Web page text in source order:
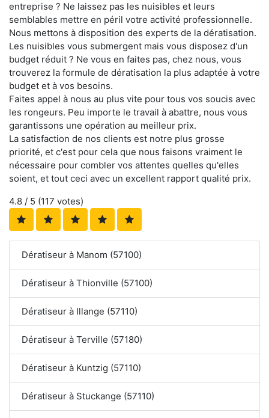
entreprise ? Ne laissez pas les nuisibles et leurs
semblables mettre en péril votre activité professionnelle.
Nous mettons à disposition des experts de la dératisation.
Les nuisibles vous submergent mais vous disposez d'un
budget réduit ? Ne vous en faites pas, chez nous, vous
trouverez la formule de dératisation la plus adaptée à votre
budget et à vos besoins.
Faites appel à nous au plus vite pour tous vos soucis avec
les rongeurs. Peu importe le travail à abattre, nous vous
garantissons une opération au meilleur prix.
La satisfaction de nos clients est notre plus grosse
priorité, et c'est pour cela que nous faisons vraiment le
nécessaire pour combler vos attentes quelles qu'elles
soient, et tout ceci avec un excellent rapport qualité prix.
4.8 / 5 (117 votes)
Dératiseur à Manom (57100)
Dératiseur à Thionville (57100)
Dératiseur à Illange (57110)
Dératiseur à Terville (57180)
Dératiseur à Kuntzig (57110)
Dératiseur à Stuckange (57110)